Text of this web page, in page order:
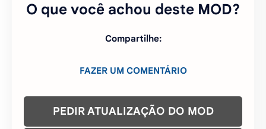
O que você achou deste MOD?
Compartilhe:
FAZER UM COMENTÁRIO
PEDIR ATUALIZAÇÃO DO MOD